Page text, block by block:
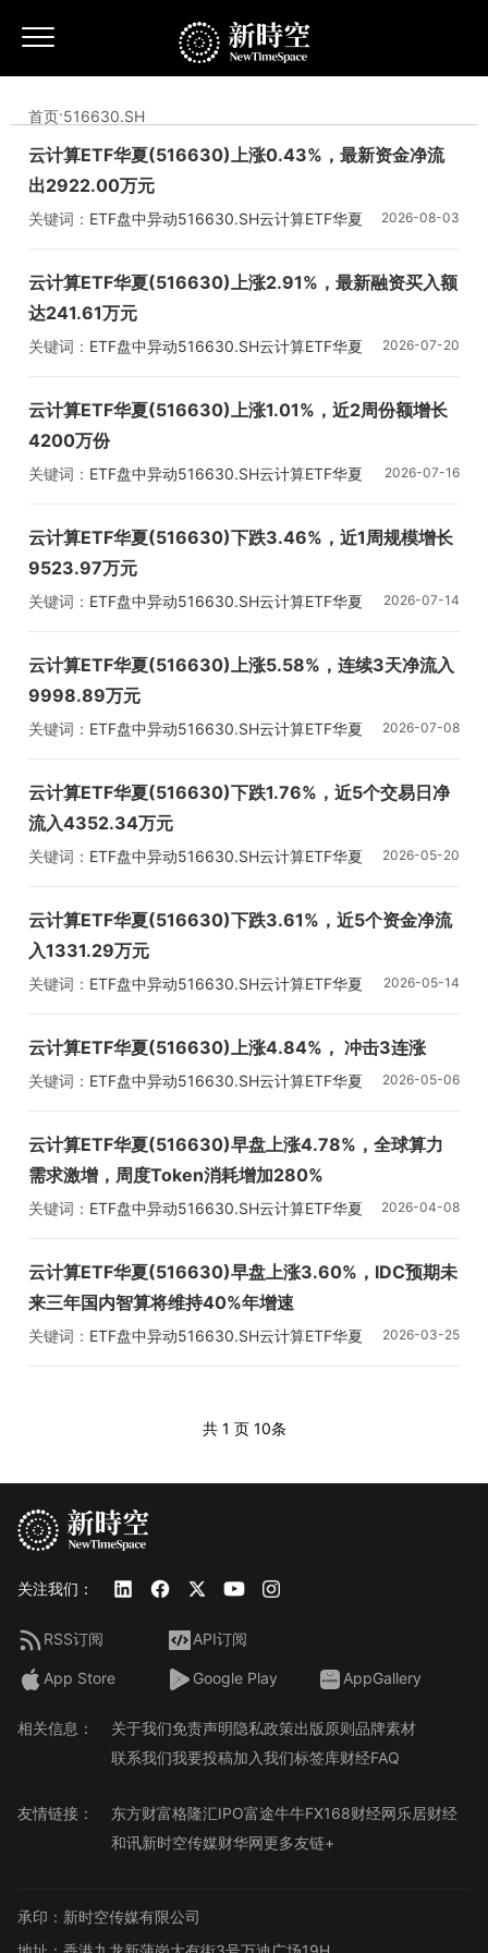
首页·516630.SH
云计算ETF华夏(516630)上涨0.43%，最新资金净流
出2922.00万元
关键词： ETF盘中异动516630.SH云计算ETF华夏 2026-08-03
云计算ETF华夏(516630)上涨2.91%，最新融资买入额
达241.61万元
关键词： ETF盘中异动516630.SH云计算ETF华夏 2026-07-20
云计算ETF华夏(516630)上涨1.01%，近2周份额增长
4200万份
关键词： ETF盘中异动516630.SH云计算ETF华夏 2026-07-16
云计算ETF华夏(516630)下跌3.46%，近1周规模增长
9523.97万元
关键词： ETF盘中异动516630.SH云计算ETF华夏 2026-07-14
云计算ETF华夏(516630)上涨5.58%，连续3天净流入
9998.89万元
关键词： ETF盘中异动516630.SH云计算ETF华夏 2026-07-08
云计算ETF华夏(516630)下跌1.76%，近5个交易日净
流入4352.34万元
关键词： ETF盘中异动516630.SH云计算ETF华夏 2026-05-20
云计算ETF华夏(516630)下跌3.61%，近5个资金净流
入1331.29万元
关键词： ETF盘中异动516630.SH云计算ETF华夏 2026-05-14
云计算ETF华夏(516630)上涨4.84%， 冲击3连涨
关键词： ETF盘中异动516630.SH云计算ETF华夏 2026-05-06
云计算ETF华夏(516630)早盘上涨4.78%，全球算力
需求激增，周度Token消耗增加280%
关键词： ETF盘中异动516630.SH云计算ETF华夏 2026-04-08
云计算ETF华夏(516630)早盘上涨3.60%，IDC预期未
来三年国内智算将维持40%年增速
关键词： ETF盘中异动516630.SH云计算ETF华夏 2026-03-25
共 1 页 10条
关注我们：
RSS订阅 API订阅
App Store Google Play AppGallery
相关信息： 关于我们免责声明隐私政策出版原则品牌素材
联系我们我要投稿加入我们标签库财经FAQ
友情链接： 东方财富格隆汇IPO富途牛牛FX168财经网乐居财经
和讯新时空传媒财华网更多友链+
承印：新时空传媒有限公司